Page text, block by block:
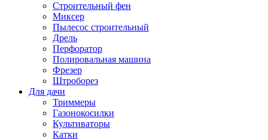
Строительный фен
Миксер
Пылесос строительный
Дрель
Перфоратор
Полировальная машина
Фрезер
Штроборез
Для дачи
Триммеры
Газонокосилки
Культиваторы
Катки